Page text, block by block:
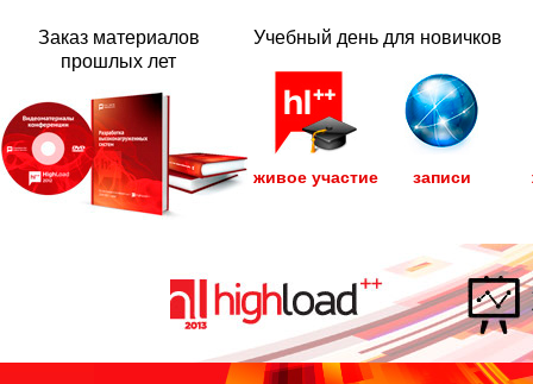
Заказ материалов
прошлых лет
Учебный день для новичков
живое участие записи